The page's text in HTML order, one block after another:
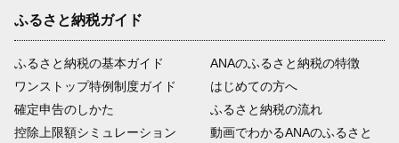
ふるさと納税ガイド
ふるさと納税の基本ガイド
ワンストップ特例制度ガイド
確定申告のしかた
控除上限額シミュレーション
ANAのふるさと納税の特徴
はじめての方へ
ふるさと納税の流れ
動画でわかるANAのふるさと